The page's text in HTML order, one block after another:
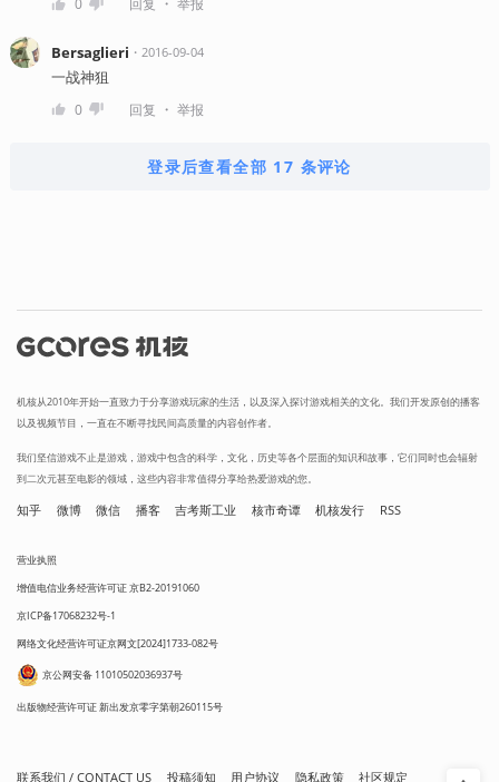
0 回复 举报
Bersaglieri ・ 2016-09-04
一战神狙
0 回复 ・ 举报
登录后查看全部 17 条评论
机核从2010年开始一直致力于分享游戏玩家的生活，以及深入探讨游戏相关的文化。我们开发原创的播客
以及视频节目，一直在不断寻找民间高质量的内容创作者。
我们坚信游戏不止是游戏，游戏中包含的科学，文化，历史等各个层面的知识和故事，它们同时也会辐射
到二次元甚至电影的领域，这些内容非常值得分享给热爱游戏的您。
知乎 微博 微信 播客 吉考斯工业 核市奇谭 机核发行 RSS
营业执照
增值电信业务经营许可证 京B2-20191060
京ICP备17068232号-1
网络文化经营许可证京网文[2024]1733-082号
京公网安备 11010502036937号
出版物经营许可证 新出发京零字第朝260115号
联系我们 / CONTACT US 投稿须知 用户协议 隐私政策 社区规定